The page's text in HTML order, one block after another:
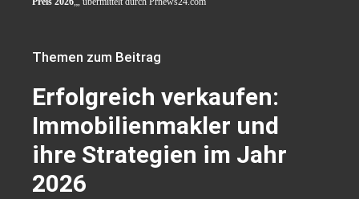
Themen zum Beitrag
Erfolgreich verkaufen:
Immobilienmakler und
ihre Strategien im Jahr
2026